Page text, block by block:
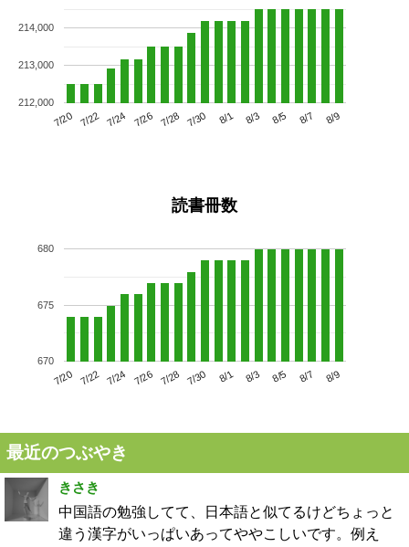
7/20 7/22 7/24 7/26 7/28 7/30 8/1 8/3 8/5 8/7 8/9
212,000
213,000
214,000
読書冊数
7/20 7/22 7/24 7/26 7/28 7/30 8/1 8/3 8/5 8/7 8/9
670
675
680
最近のつぶやき
きさき
中国語の勉強してて、日本語と似てるけどちょっと
違う漢字がいっぱいあってややこしいです。例え